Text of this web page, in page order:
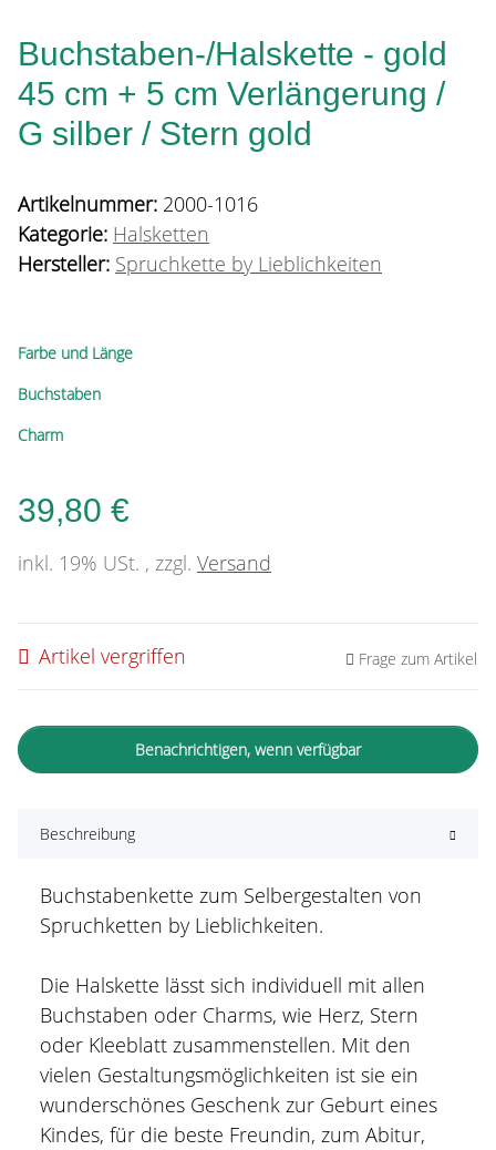
Buchstaben-/Halskette - gold
45 cm + 5 cm Verlängerung /
G silber / Stern gold
Artikelnummer: 2000-1016
Kategorie: Halsketten
Hersteller: Spruchkette by Lieblichkeiten
Farbe und Länge
Buchstaben
Charm
39,80 €
inkl. 19% USt. , zzgl. Versand
Artikel vergriffen Frage zum Artikel
Benachrichtigen, wenn verfügbar
Beschreibung
Buchstabenkette zum Selbergestalten von
Spruchketten by Lieblichkeiten.
Die Halskette lässt sich individuell mit allen
Buchstaben oder Charms, wie Herz, Stern
oder Kleeblatt zusammenstellen. Mit den
vielen Gestaltungsmöglichkeiten ist sie ein
wunderschönes Geschenk zur Geburt eines
Kindes, für die beste Freundin, zum Abitur,